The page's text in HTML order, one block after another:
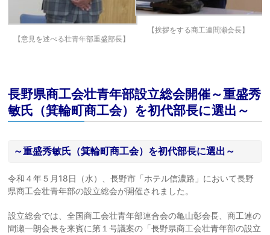
【意見を述べる壮青年部重盛部長】
【挨拶をする商工連間瀬会長】
長野県商工会壮青年部設立総会開催～重盛秀
敏氏（箕輪町商工会）を初代部長に選出～
～重盛秀敏氏（箕輪町商工会）を初代部長に選出～
令和４年５月18日（水）、長野市「ホテル信濃路」において長野
県商工会壮青年部の設立総会が開催されました。
設立総会では、全国商工会壮青年部連合会の亀山彰会長、商工連の
間瀬一朗会長を来賓に第１号議案の「長野県商工会壮青年部の設立